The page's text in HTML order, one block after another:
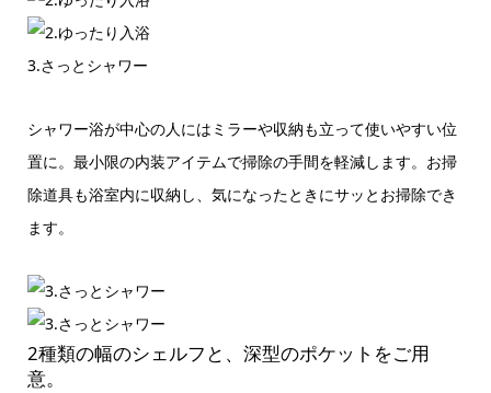
3.さっとシャワー
シャワー浴が中心の人にはミラーや収納も立って使いやすい位
置に。最小限の内装アイテムで掃除の手間を軽減します。お掃
除道具も浴室内に収納し、気になったときにサッとお掃除でき
ます。
2種類の幅のシェルフと、深型のポケットをご用
意。